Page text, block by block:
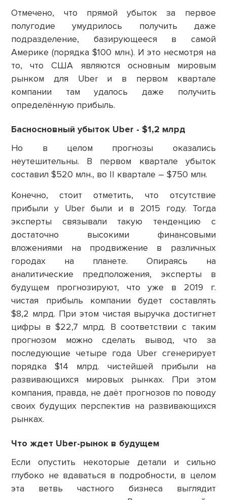
Отмечено, что прямой убыток за первое
полугодие умудрилось получить даже
подразделение, базирующееся в самой
Америке (порядка $100 млн.). И это несмотря на
то, что США являются основным мировым
рынком для Uber и в первом квартале
компании там удалось даже получить
определённую прибыль.
Басносновный убыток Uber - $1,2 млрд
Но в целом прогнозы оказались
неутешительны. В первом квартале убыток
составил $520 млн., во II квартале – $750 млн.
Конечно, стоит отметить, что отсутствие
прибыли у Uber были и в 2015 году. Тогда
эксперты связывали такую тенденцию с
достаточно высокими финансовыми
вложениями на продвижение в различных
городах на планете. Опираясь на
аналитические предположения, эксперты в
будущем прогнозируют, что уже в 2019 г.
чистая прибыль компании будет составлять
$8,2 млрд. При этом чистая выручка достигнет
цифры в $22,7 млрд. В соответствии с таким
прогнозом можно сделать вывод, что за
последующие четыре года Uber сгенерирует
порядка $14 млрд. чистейшей прибыли на
развивающихся мировых рынках. При этом
компания, правда, не даёт прогнозов по поводу
своих будущих перспектив на развивающихся
рынках.
Что ждет Uber-рынок в будущем
Если опустить некоторые детали и сильно
глубоко не вдаваться в подробности, в целом
эта ветвь частного бизнеса выглядит